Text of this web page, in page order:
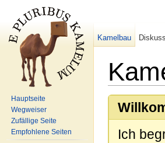
Ich
Kamelbau
Hauptseite
Wegweiser
Zufällige Seite
Empfohlene Seiten